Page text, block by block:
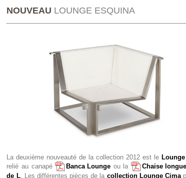
NOUVEAU LOUNGE ESQUINA
La deuxième nouveauté de la collection 2012 est le
relié au canapé
Banca Lounge ou la Chaise
de L. Les différentes pièces de la collection Lounge Cima